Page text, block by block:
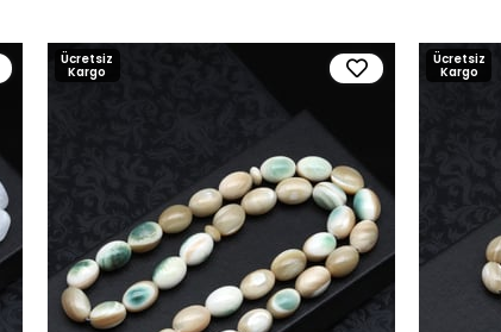
Ücretsiz
Kargo
Ücretsiz
Kargo